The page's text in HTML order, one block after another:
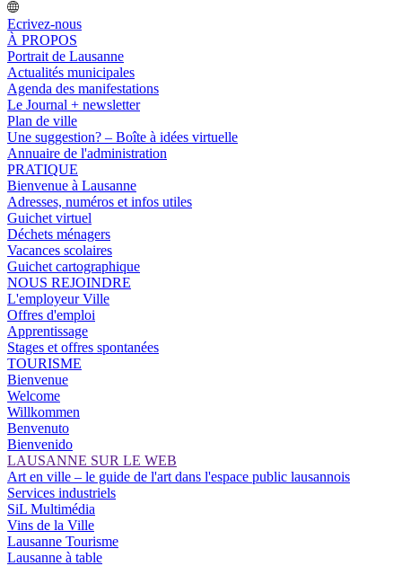
Ecrivez-nous
À PROPOS
Portrait de Lausanne
Actualités municipales
Agenda des manifestations
Le Journal + newsletter
Plan de ville
Une suggestion? – Boîte à idées virtuelle
Annuaire de l'administration
PRATIQUE
Bienvenue à Lausanne
Adresses, numéros et infos utiles
Guichet virtuel
Déchets ménagers
Vacances scolaires
Guichet cartographique
NOUS REJOINDRE
L'employeur Ville
Offres d'emploi
Apprentissage
Stages et offres spontanées
TOURISME
Bienvenue
Welcome
Willkommen
Benvenuto
Bienvenido
LAUSANNE SUR LE WEB
Art en ville – le guide de l'art dans l'espace public lausannois
Services industriels
SiL Multimédia
Vins de la Ville
Lausanne Tourisme
Lausanne à table